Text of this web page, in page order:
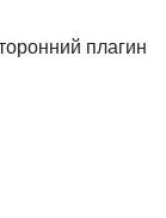
плагин